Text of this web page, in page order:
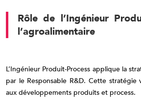
Rôle de l’Ingénieur
l’agroalimentaire
L’Ingénieur Produit-Process applique la
par le Responsable R&D. Cette stratégie
aux développements produits et process.